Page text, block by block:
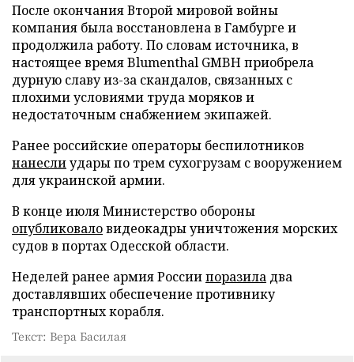
После окончания Второй мировой войны
компания была восстановлена в Гамбурге и
продолжила работу. По словам источника, в
настоящее время Blumenthal GMBH приобрела
дурную славу из-за скандалов, связанных с
плохими условиями труда моряков и
недостаточным снабжением экипажей.
Ранее российские операторы беспилотников
нанеслиудары по трем сухогрузам с вооружением
для украинской армии.
В конце июля Министерство обороны
опубликоваловидеокадры уничтожения морских
судов в портах Одесской области.
Неделей ранее армия Россиипоразила два
доставлявших обеспечение противнику
транспортных корабля.
Текст: Вера Басилая